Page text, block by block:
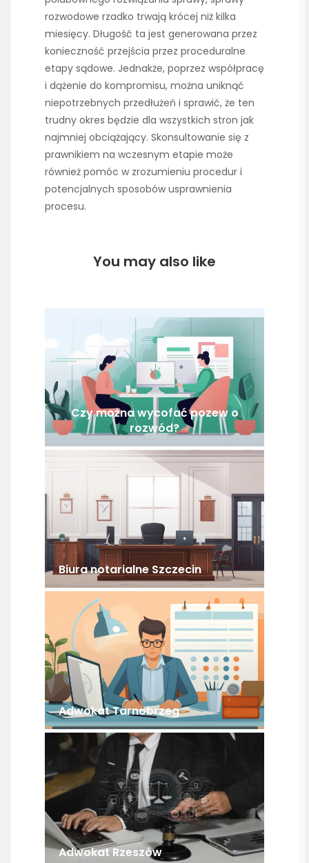
rozwodowe rzadko trwają krócej niż kilka
miesięcy. Długość ta jest generowana przez
konieczność przejścia przez proceduralne
etapy sądowe. Jednakże, poprzez współpracę
i dążenie do kompromisu, można uniknąć
niepotrzebnych przedłużeń i sprawić, że ten
trudny okres będzie dla wszystkich stron jak
najmniej obciążający. Skonsultowanie się z
prawnikiem na wczesnym etapie może
również pomóc w zrozumieniu procedur i
potencjalnych sposobów usprawnienia
procesu.
You may also like
Czy można wycofać pozew o
rozwód?
Biura notarialne Szczecin
Adwokat Tarnobrzeg
Adwokat Rzeszów